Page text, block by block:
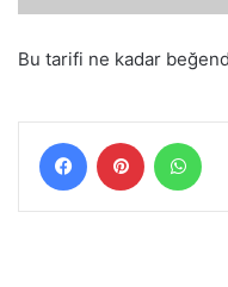
Bu tarifi ne kadar
FacebookPinterest